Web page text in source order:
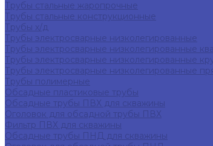
Трубы стальные жаропрочные
Трубы стальные конструкционные
Трубы х/д
Трубы электросварные низколегированные
Трубы электросварные низколегированные
Трубы электросварные низколегированные
Трубы электросварные низколегированные
Трубы полимерные
Обсадные пластиковые трубы
Обсадные трубы ПВХ для скважины
Оголовок для обсадной трубы ПВХ
Фильтр ПВХ для скважины
Обсадные трубы ПНД для скважины